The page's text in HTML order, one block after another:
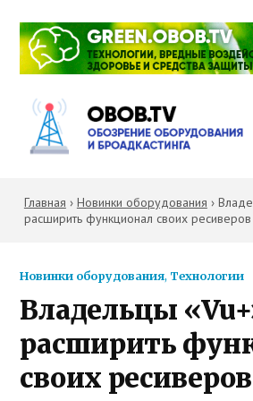
Главная › Новинки оборудования ›
расширить функционал своих ресиверов
Новинки оборудования, Технологии
Владельцы
расширить
своих ресиверов